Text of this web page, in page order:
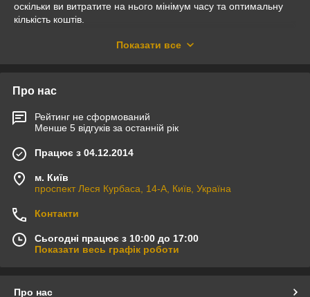
оскільки ви витратите на нього мінімум часу та оптимальну
кількість коштів.
роботи та забезпечуємо гарантійне обслуговування.
Ремонтно-будівельні послуги
Усі роботи в нашій компанії виконують лише кваліфіковані
сучасних будівельно-оздоблювальних матеріалів дозволяє
створювати навіть найскладніші об'єкти точно в обумовлені в
В наших силах створити індивідуальний дизайн і вирішити
будь-які ремонтні роботи!
Показати все
Про нас
Рейтинг не сформований
Менше 5 відгуків за останній рік
Працює з 04.12.2014
м. Київ
проспект Леся Курбаса, 14-А, Київ, Україна
Контакти
Сьогодні працює з 10:00 до 17:00
Показати весь графік роботи
Про нас